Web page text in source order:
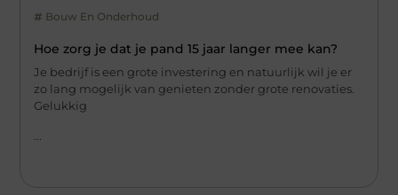
Bouw En Onderhoud
Hoe zorg je dat je pand 15 jaar langer mee kan?
Je bedrijf is een grote investering en natuurlijk wil je er
zo lang mogelijk van genieten zonder grote renovaties.
Gelukkig